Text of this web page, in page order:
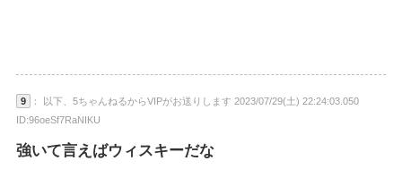
9
： 以下、5ちゃんねるからVIPがお送りします 2023/07/29(土) 22:24:03.050
ID:96oeSf7RaNIKU
強いて言えばウィスキーだな